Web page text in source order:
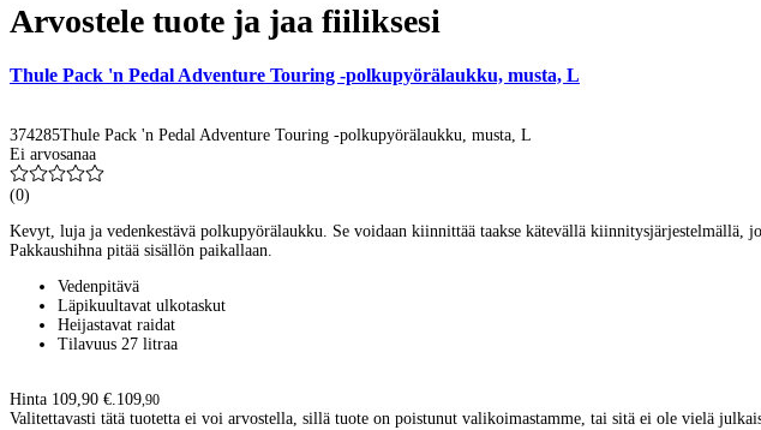
Arvostele tuote ja jaa fiiliksesi
Thule Pack 'n Pedal Adventure Touring -polkupyörälaukku, musta, L
374285Thule Pack 'n Pedal Adventure Touring -polkupyörälaukku, musta, L
Ei arvosanaa
(0)
Kevyt, luja ja vedenkestävä polkupyörälaukku. Se voidaan kiinnittää taakse kätevällä kiinnitysjärjestelmällä,
Pakkaushihna pitää sisällön paikallaan.
Vedenpitävä
Läpikuultavat ulkotaskut
Heijastavat raidat
Tilavuus 27 litraa
Hinta 109,90 €.109,90
Valitettavasti tätä tuotetta ei voi arvostella, sillä tuote on poistunut valikoimastamme, tai sitä ei ole vielä